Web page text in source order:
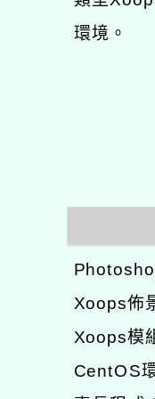
環境。
Xoops佈
Xoops模
CentOS